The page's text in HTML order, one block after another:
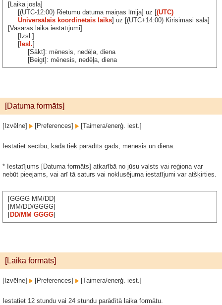
[Laika josla]
[(UTC-12:00) Rietumu datuma maiņas līnija] uz [(UTC)
Universālais koordinētais laiks] uz [(UTC+14:00) Kirisimasi sala]
[Vasaras laika iestatījumi]
[Izsl.]
[ Iesl.]
[Sākt]: mēnesis, nedēļa, diena
[Beigt]: mēnesis, nedēļa, diena
[Datuma formāts]
[Izvēlne] [Preferences] [Taimera/enerģ. iest.]
Iestatiet secību, kādā tiek parādīts gads, mēnesis un diena.
* Iestatījums [Datuma formāts] atkarībā no jūsu valsts vai reģiona var
nebūt pieejams, vai arī tā saturs vai noklusējuma iestatījumi var atšķirties.
[GGGG MM/DD]
[MM/DD/GGGG]
[DD/MM GGGG]
[Laika formāts]
[Izvēlne] [Preferences] [Taimera/enerģ. iest.]
Iestatiet 12 stundu vai 24 stundu parādītā laika formātu.